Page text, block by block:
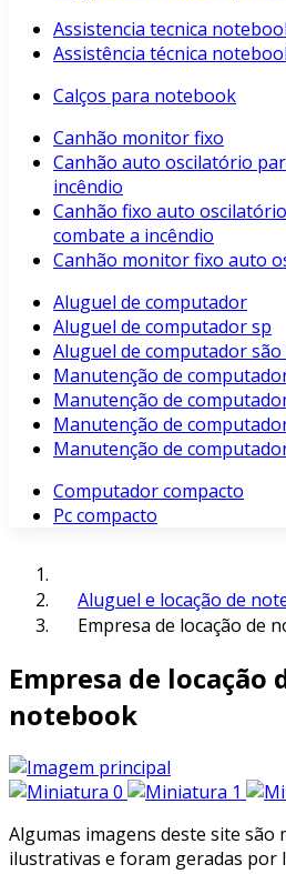
Assistencia tecnica
Assistência técnica
Calços para notebook
Canhão monitor fixo
Canhão auto oscilatório
incêndio
Canhão fixo auto
combate a incêndio
Canhão monitor fixo auto
Aluguel de computador
Aluguel de computador sp
Aluguel de computador
Manutenção de
Manutenção de
Manutenção de
Manutenção de
Computador compacto
Pc compacto
Aluguel e locação de
Empresa de locação de
Empresa de locação
notebook
Algumas imagens deste site são
ilustrativas e foram geradas por